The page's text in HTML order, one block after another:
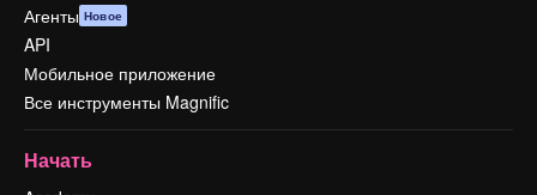
Агенты Новое
API
Мобильное приложение
Все инструменты Magnific
Начать